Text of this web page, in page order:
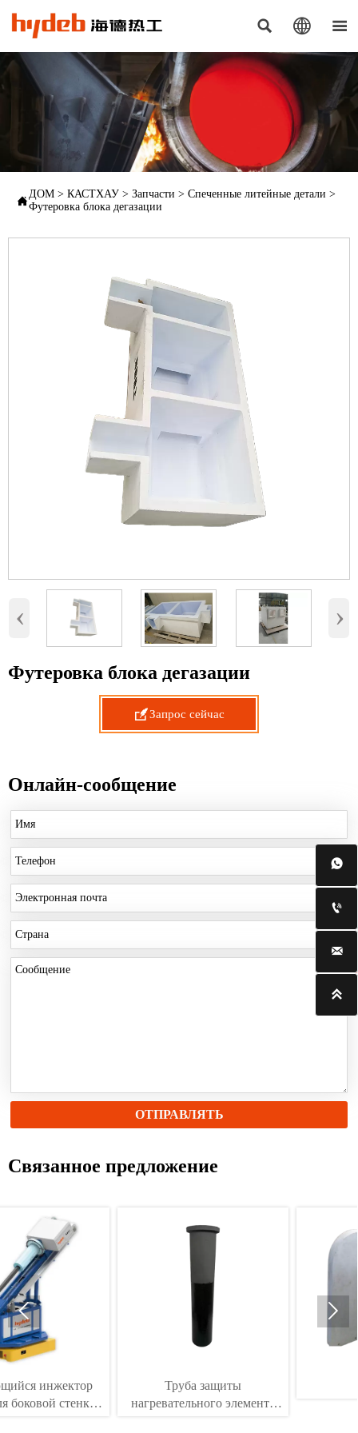
  
ДОМ > КАСТХАУ > Запчасти > Спеченные литейные детали >
Футеровка блока дегазации
‹ ›
Футеровка блока дегазации
Запрос сейчас
Онлайн-сообщение
ОТПРАВЛЯТЬ
Связанное предложение
стенки
Труба защиты
нагревательного элемента
 



